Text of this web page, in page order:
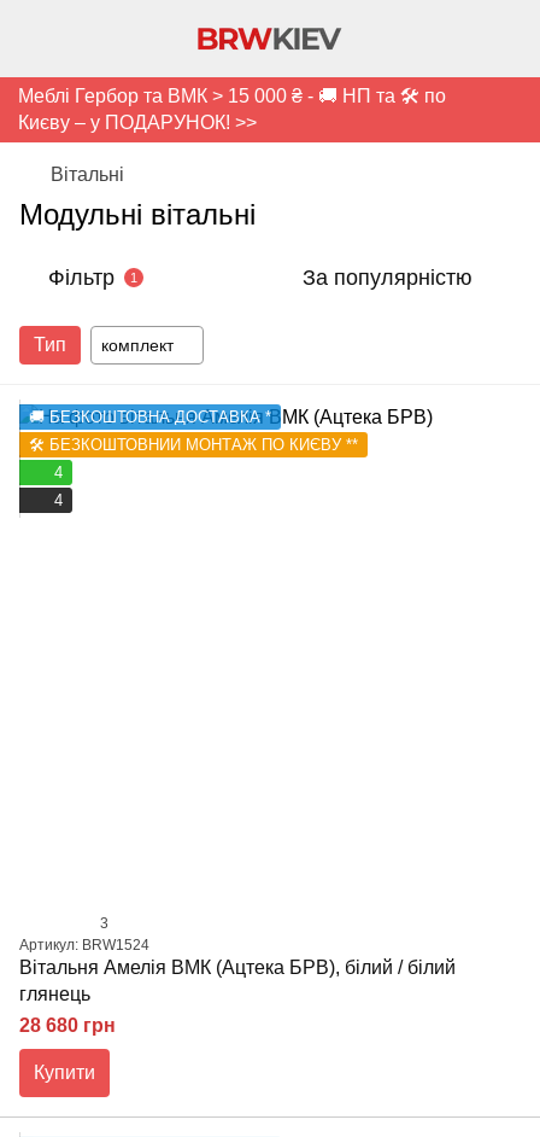
Меблі Гербор та ВМК > 15 000 ₴ - 🚚 НП та 🛠️ по
Києву – у ПОДАРУНОК! >>
Вітальні
Модульні вітальні
Фільтр 1 За популярністю
Тип комплект
🚚 БЕЗКОШТОВНА ДОСТАВКА *
🛠️ БЕЗКОШТОВНИЙ МОНТАЖ ПО КИЄВУ **
4
4
3
Артикул: BRW1524
Вітальня Амелія ВМК (Ацтека БРВ), білий / білий
глянець
28 680 грн
Купити